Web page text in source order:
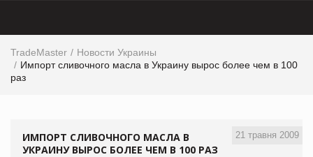
TradeMaster
Новости Украины
Импорт сливочного масла в Украину вырос более чем в 100
раз
21 травня 2009
ИМПОРТ СЛИВОЧНОГО МАСЛА В
УКРАИНУ ВЫРОС БОЛЕЕ ЧЕМ В 100 РАЗ